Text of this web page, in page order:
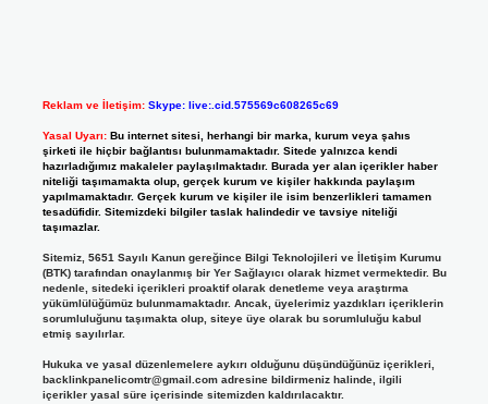
Reklam ve İletişim: Skype: live:.cid.575569c608265c69
Yasal Uyarı: Bu internet sitesi, herhangi bir marka, kurum veya şahıs
şirketi ile hiçbir bağlantısı bulunmamaktadır. Sitede yalnızca kendi
hazırladığımız makaleler paylaşılmaktadır. Burada yer alan içerikler haber
niteliği taşımamakta olup, gerçek kurum ve kişiler hakkında paylaşım
yapılmamaktadır. Gerçek kurum ve kişiler ile isim benzerlikleri tamamen
tesadüfidir. Sitemizdeki bilgiler taslak halindedir ve tavsiye niteliği
taşımazlar.
Sitemiz, 5651 Sayılı Kanun gereğince Bilgi Teknolojileri ve İletişim Kurumu
(BTK) tarafından onaylanmış bir Yer Sağlayıcı olarak hizmet vermektedir. Bu
nedenle, sitedeki içerikleri proaktif olarak denetleme veya araştırma
yükümlülüğümüz bulunmamaktadır. Ancak, üyelerimiz yazdıkları içeriklerin
sorumluluğunu taşımakta olup, siteye üye olarak bu sorumluluğu kabul
etmiş sayılırlar.
Hukuka ve yasal düzenlemelere aykırı olduğunu düşündüğünüz içerikleri,
backlinkpanelicomtr@gmail.comadresine bildirmeniz halinde, ilgili
içerikler yasal süre içerisinde sitemizden kaldırılacaktır.